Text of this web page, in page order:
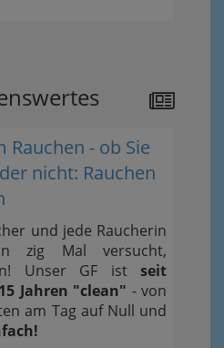
Rauchen - ob Sie
nicht: Rauchen
und jede Raucherin
zig Mal versucht,
Unser GF ist seit
Jahren "clean" - von
am Tag auf Null und